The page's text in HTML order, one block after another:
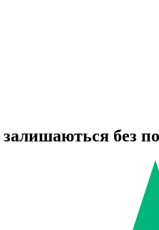
залишаються без